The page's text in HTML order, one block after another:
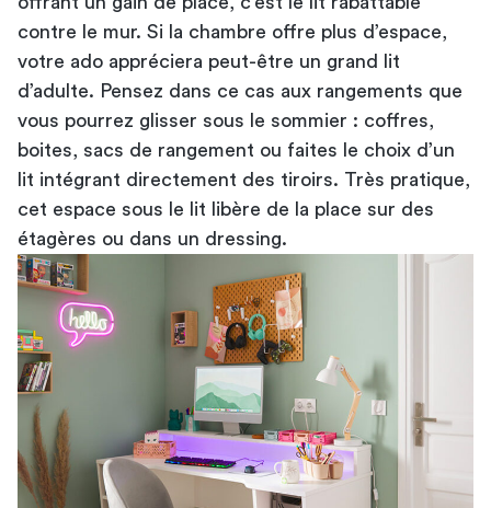
contre le mur. Si la chambre offre plus d’espace,
votre ado appréciera peut-être un grand lit
d’adulte. Pensez dans ce cas aux rangements que
vous pourrez glisser sous le sommier : coffres,
boites, sacs de rangement ou faites le choix d’un
lit intégrant directement des tiroirs. Très pratique,
cet espace sous le lit libère de la place sur des
étagères ou dans un dressing.